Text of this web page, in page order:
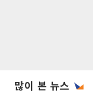
많이 본 뉴스